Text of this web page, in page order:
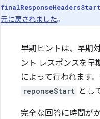
finalResponseHeadersStart
元に戻されました。
早期ヒントは、早期
ント レスポンスを早
によって行われます
reponseStart とし
完全な回答に時間が